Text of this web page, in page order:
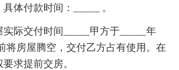
体付款时间：_____ 。
际交付时间_____甲方于_____年
将房屋腾空，交付乙方占有使用。在
求提前交房。